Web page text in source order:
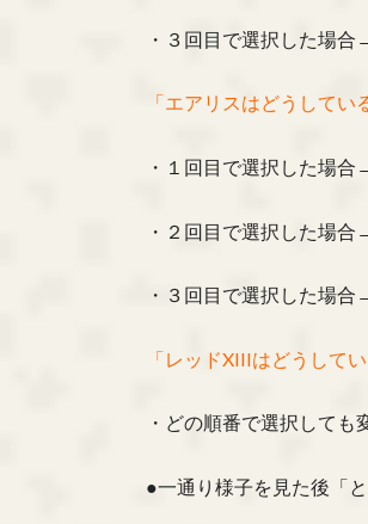
・３回目で選択した場
「エアリスはどうしてい
・１回目で選択した場
・２回目で選択した場
・３回目で選択した場
「レッドXIIIはどうしてい
・どの順番で選択しても
●一通り様子を見た後「